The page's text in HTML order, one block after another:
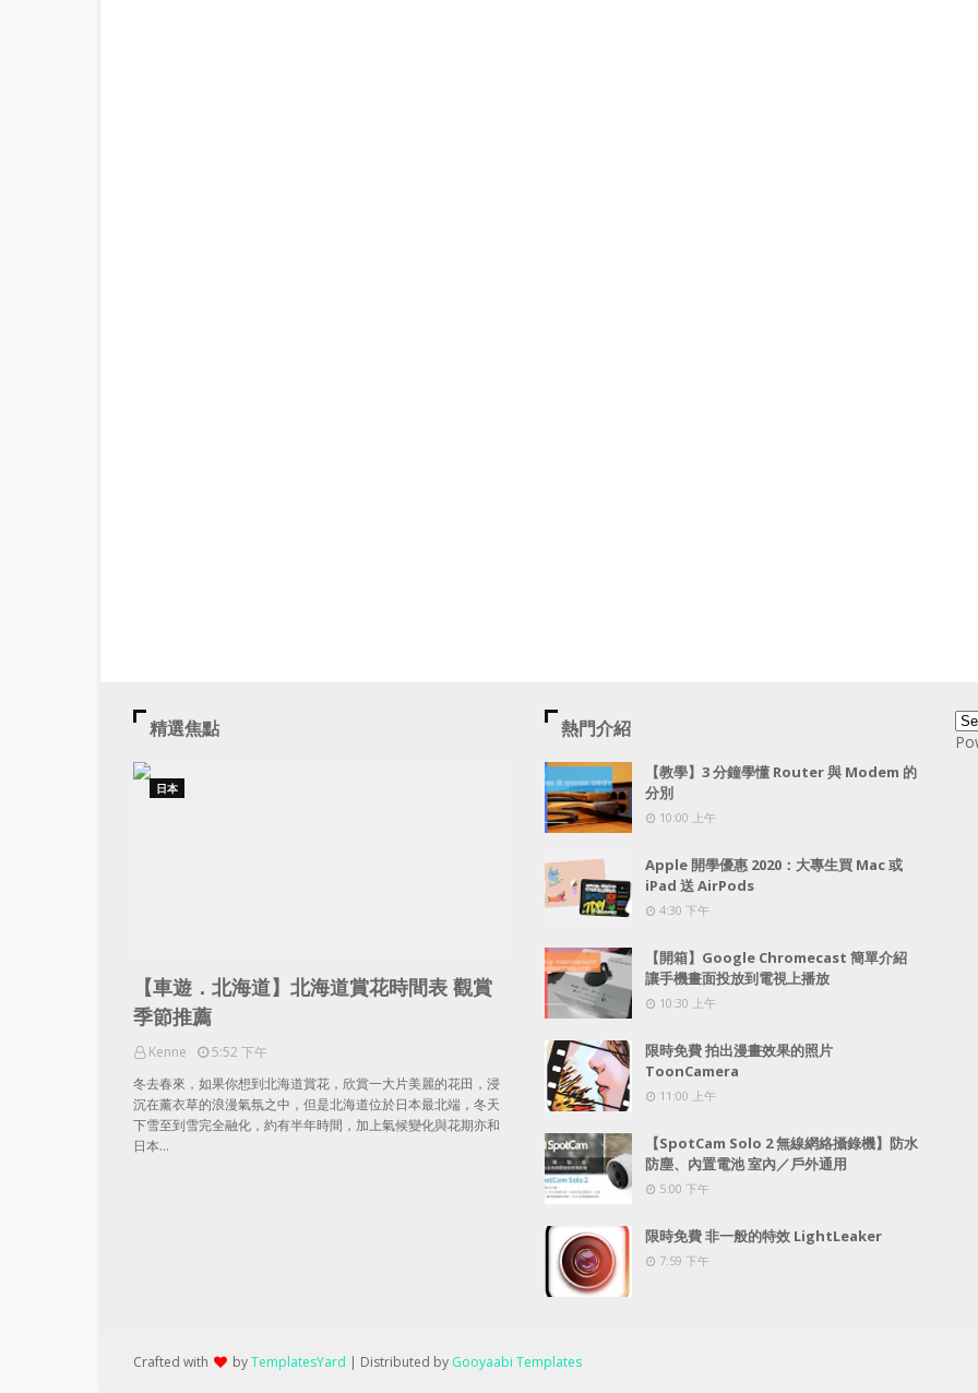
精選焦點
日本
【車遊．北海道】北海道賞花時間表 觀賞
季節推薦
Kenne
5:52 下午
冬去春來，如果你想到北海道賞花，欣賞一大片美麗的花田，浸
沉在薰衣草的浪漫氣氛之中，但是北海道位於日本最北端，冬天
下雪至到雪完全融化，約有半年時間，加上氣候變化與花期亦和
日本…
熱門介紹
【教學】3 分鐘學懂 Router 與 Modem 的
分別
10:00 上午
Apple 開學優惠 2020：大專生買 Mac 或
iPad 送 AirPods
4:30 下午
【開箱】Google Chromecast 簡單介紹
讓手機畫面投放到電視上播放
10:30 上午
限時免費 拍出漫畫效果的照片
ToonCamera
11:00 上午
【SpotCam Solo 2 無線網絡攝錄機】防水
防塵、內置電池 室內／戶外通用
5:00 下午
限時免費 非一般的特效 LightLeaker
7:59 下午
Crafted with byTemplatesYard | Distributed by Gooyaabi Templates